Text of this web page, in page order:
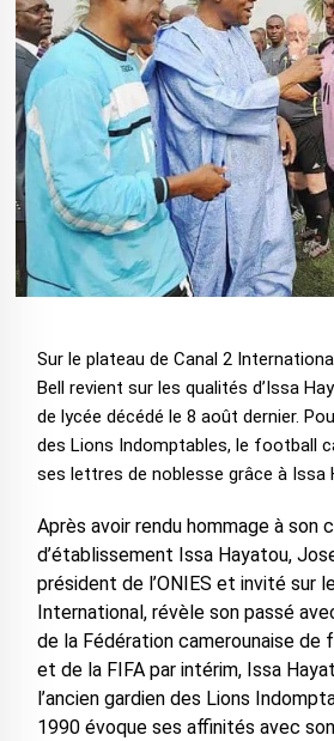
Sur le plateau de Canal 2
Bell revient sur les qualités d’Issa
de lycée décédé le 8 août dernier.
des Lions Indomptables, le football
ses lettres de noblesse grâce à Issa
Après avoir rendu hommage à son
d’établissement Issa Hayatou,
président de l’ONIES et invité sur
International, révèle son passé
de la Fédération camerounaise de
et de la FIFA par intérim, Issa
l’ancien gardien des Lions
1990 évoque ses affinités avec